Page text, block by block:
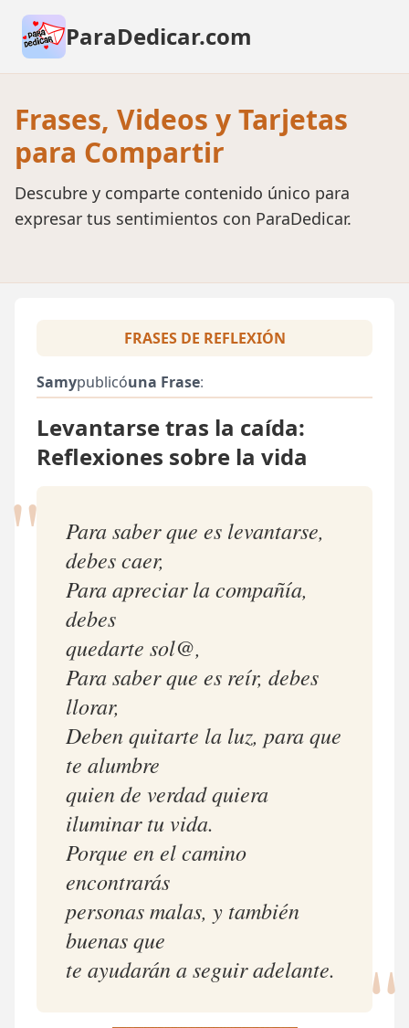
ParaDedicar.com
Frases, Videos y Tarjetas
para Compartir
Descubre y comparte contenido único para
expresar tus sentimientos con ParaDedicar.
FRASES DE REFLEXIÓN
Samypublicóuna Frase:
Levantarse tras la caída:
Reflexiones sobre la vida
"
"
Para saber que es levantarse,
debes caer,
Para apreciar la compañía,
debes
quedarte sol@,
Para saber que es reír, debes
llorar,
Deben quitarte la luz, para que
te alumbre
quien de verdad quiera
iluminar tu vida.
Porque en el camino
encontrarás
personas malas, y también
buenas que
te ayudarán a seguir adelante.